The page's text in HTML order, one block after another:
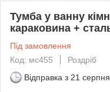
Тумба у ванну
караковина +
Під замовлення
Код: мс455
Роздріб
Відправка з 21